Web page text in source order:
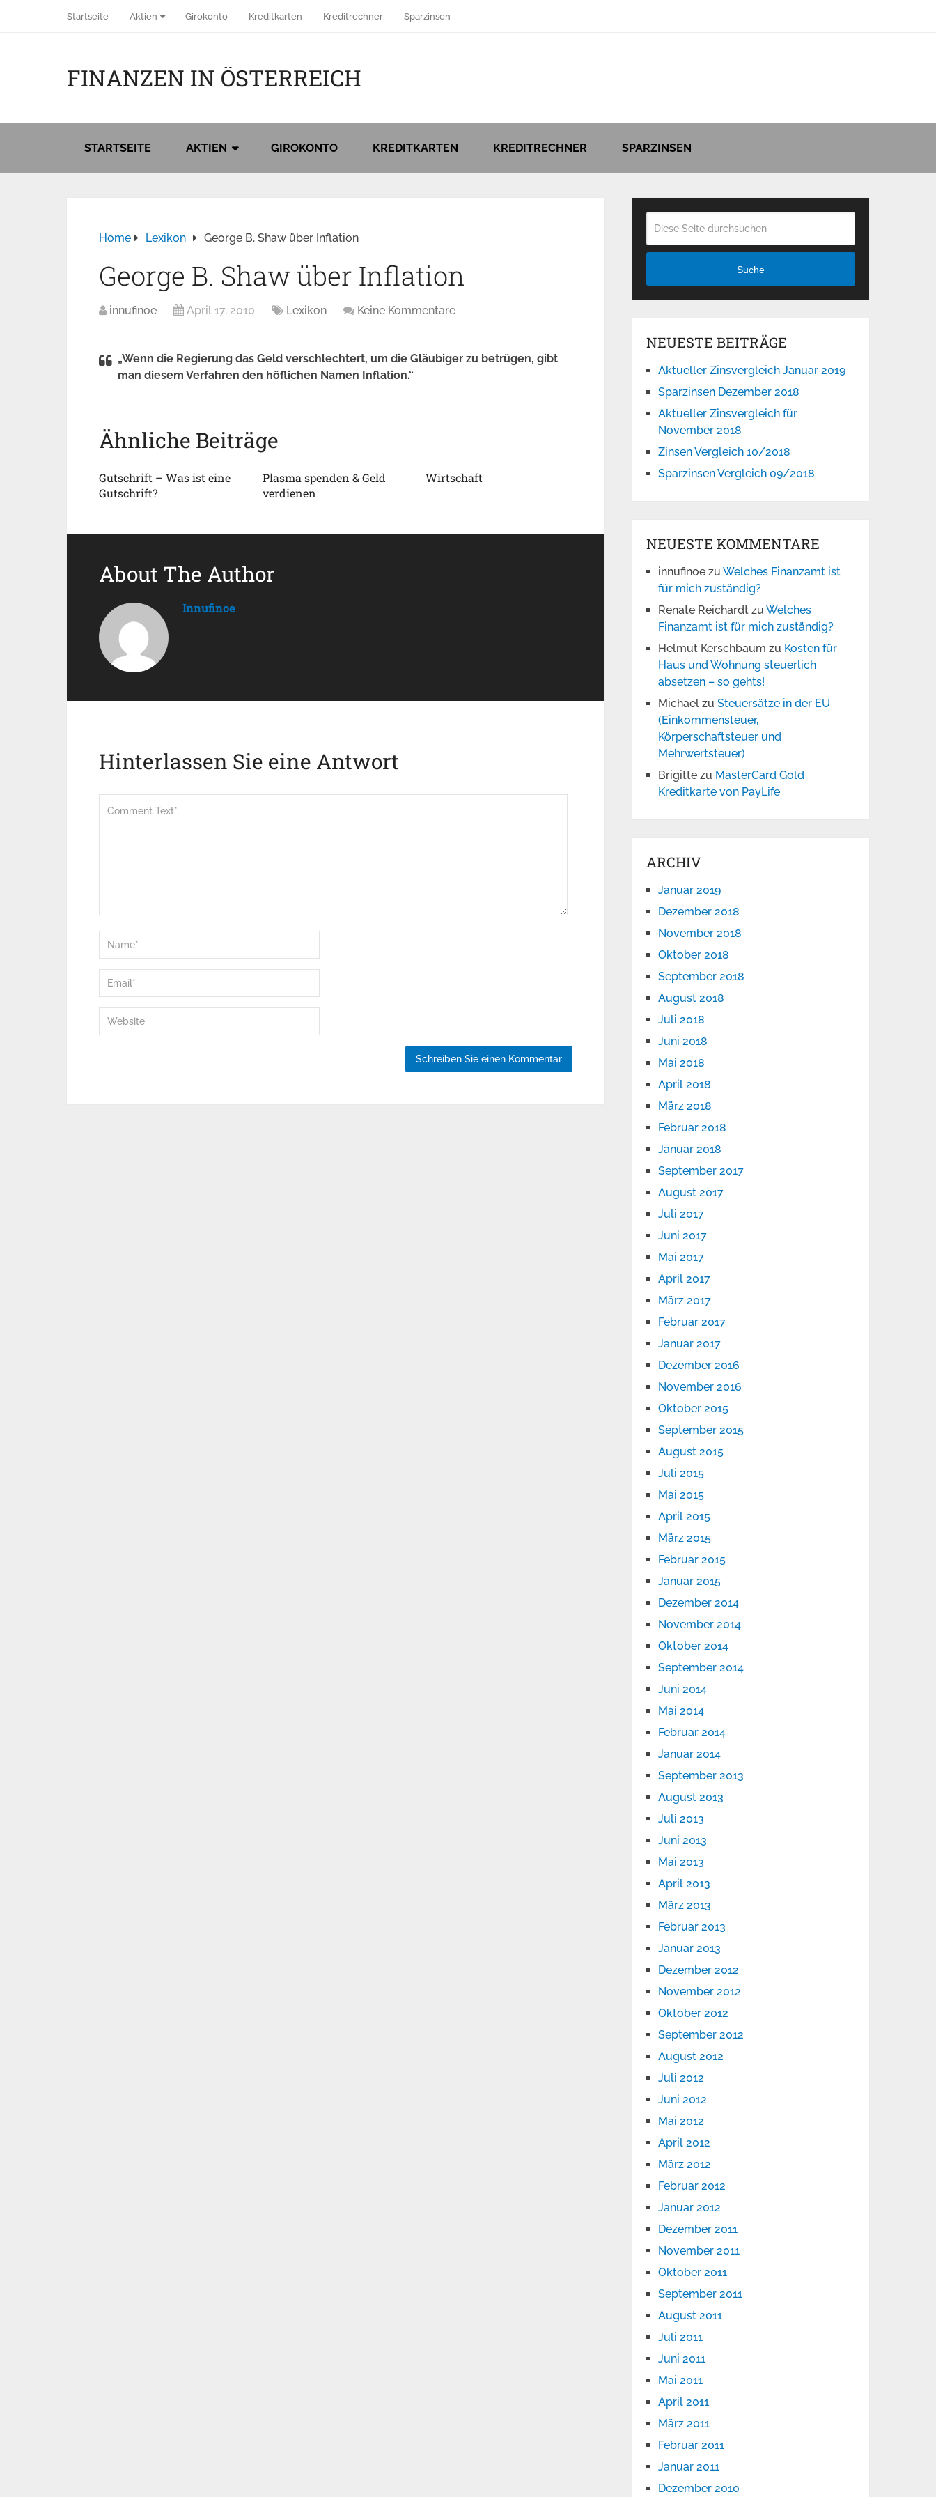
Startseite Aktien Girokonto Kreditkarten Kreditrechner Sparzinsen
FINANZEN IN ÖSTERREICH
STARTSEITE AKTIEN GIROKONTO KREDITKARTEN KREDITRECHNER SPARZINSEN
Home Lexikon George B. Shaw über Inflation
George B. Shaw über Inflation
innufinoe April 17, 2010 Lexikon Keine Kommentare
„Wenn die Regierung das Geld verschlechtert, um die Gläubiger zu betrügen, gibt
man diesem Verfahren den höflichen Namen Inflation.“
Ähnliche Beiträge
Gutschrift – Was ist eine
Gutschrift?
Plasma spenden & Geld
verdienen
Wirtschaft
About The Author
Innufinoe
Hinterlassen Sie eine Antwort
Suche
NEUESTE BEITRÄGE
Aktueller Zinsvergleich Januar 2019
Sparzinsen Dezember 2018
Aktueller Zinsvergleich für
November 2018
Zinsen Vergleich 10/2018
Sparzinsen Vergleich 09/2018
NEUESTE KOMMENTARE
innufinoe zuWelches Finanzamt ist
für mich zuständig?
Renate Reichardt zuWelches
Finanzamt ist für mich zuständig?
Helmut Kerschbaum zu Kosten für
Haus und Wohnung steuerlich
absetzen – so gehts!
Michael zuSteuersätze in der EU
(Einkommensteuer,
Körperschaftsteuer und
Mehrwertsteuer)
Brigitte zu MasterCard Gold
Kreditkarte von PayLife
ARCHIV
Januar 2019
Dezember 2018
November 2018
Oktober 2018
September 2018
August 2018
Juli 2018
Juni 2018
Mai 2018
April 2018
März 2018
Februar 2018
Januar 2018
September 2017
August 2017
Juli 2017
Juni 2017
Mai 2017
April 2017
März 2017
Februar 2017
Januar 2017
Dezember 2016
November 2016
Oktober 2015
September 2015
August 2015
Juli 2015
Mai 2015
April 2015
März 2015
Februar 2015
Januar 2015
Dezember 2014
November 2014
Oktober 2014
September 2014
Juni 2014
Mai 2014
Februar 2014
Januar 2014
September 2013
August 2013
Juli 2013
Juni 2013
Mai 2013
April 2013
März 2013
Februar 2013
Januar 2013
Dezember 2012
November 2012
Oktober 2012
September 2012
August 2012
Juli 2012
Juni 2012
Mai 2012
April 2012
März 2012
Februar 2012
Januar 2012
Dezember 2011
November 2011
Oktober 2011
September 2011
August 2011
Juli 2011
Juni 2011
Mai 2011
April 2011
März 2011
Februar 2011
Januar 2011
Dezember 2010